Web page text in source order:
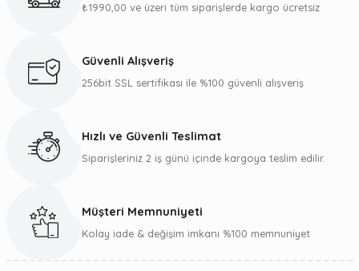
Ürün bilgilerinde hatalar bulunuyor.
Gönder
₺1990,00 ve üzeri tüm siparişlerde kargo ücretsiz
Güvenli Alışveriş
256bit SSL sertifikası ile %100 güvenli alışveriş
Hızlı ve Güvenli Teslimat
Siparişleriniz 2 iş günü içinde kargoya teslim edilir.
Müşteri Memnuniyeti
Kolay iade & değişim imkanı %100 memnuniyet